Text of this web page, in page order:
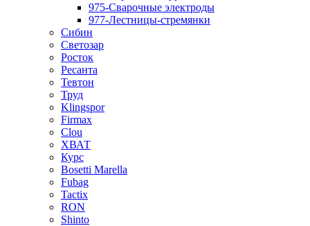
975-Сварочные электроды
977-Лестницы-стремянки
Сибин
Светозар
Росток
Ресанта
Тевтон
Труд
Klingspor
Firmax
Clou
XВАТ
Курс
Bosetti Marella
Fubag
Tactix
RON
Shinto